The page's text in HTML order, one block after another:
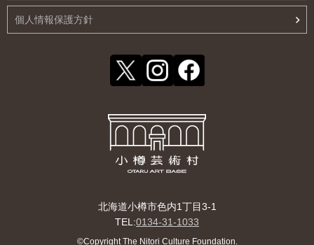
個人情報保護方針
北海道小樽市色内1丁目3-1
TEL:0134-31-1033
©Copyright The Nitori Culture Foundation.